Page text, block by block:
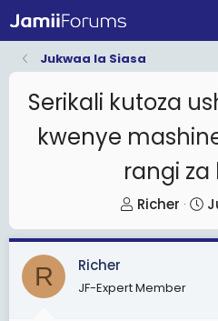
Jukwaa la Siasa
Serikali kutoza
kwenye
rangi
T
h
r
a
Richer
S
t
a
R Richer
JF-Expert Member